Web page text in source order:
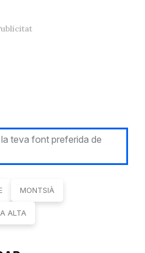
teva font preferida de
MONTSIÀ
ALTA